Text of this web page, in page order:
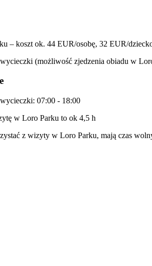
– koszt ok. 44 EUR/osobę, 32 EUR/
(możliwość zjedzenia obiadu w
07:00 - 18:00
w Loro Parku to ok 4,5 h
z wizyty w Loro Parku, mają czas